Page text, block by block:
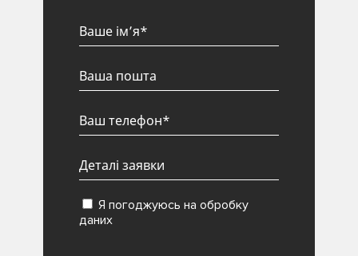
Я погоджуюсь на обробку
даних